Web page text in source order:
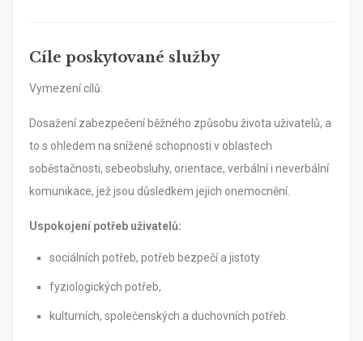
Cíle poskytované služby
Vymezení cílů:
Dosažení zabezpečení běžného způsobu života uživatelů, a
to s ohledem na snížené schopnosti v oblastech
soběstačnosti, sebeobsluhy, orientace, verbální i neverbální
komunikace, jež jsou důsledkem jejich onemocnění.
Uspokojení potřeb uživatelů:
sociálních potřeb, potřeb bezpečí a jistoty
fyziologických potřeb,
kulturních, společenských a duchovních potřeb.